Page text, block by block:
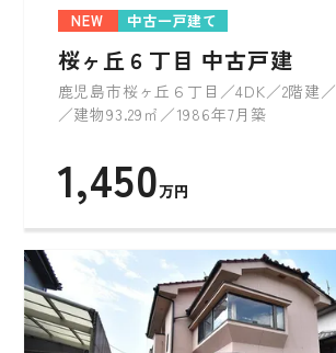
NEW 中古一戸建て
桜ヶ丘６丁目 中古戸建
鹿児島市桜ヶ丘６丁目／4DK／2階建／
／建物93.29㎡／1986年7月築
1,450万円